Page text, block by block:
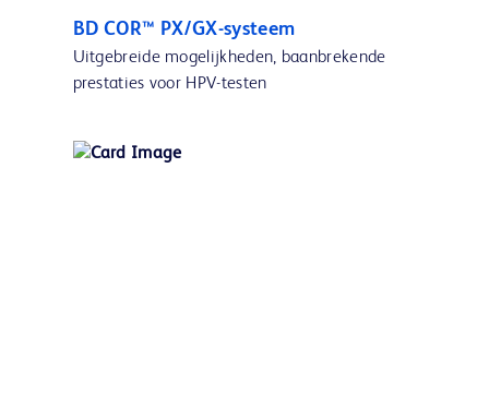
BD COR™ PX/GX-systeem
Uitgebreide mogelijkheden, baanbrekende
prestaties voor HPV-testen